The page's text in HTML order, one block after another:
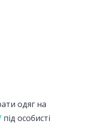
одяг на
під особисті